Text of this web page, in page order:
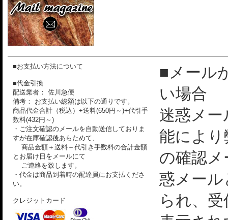
■お支払い方法について
■代金引換
配送業者： 佐川急便
備考： お支払い総額は以下の通りです。
商品代金合計（税込）+送料(650円～)+代引手
数料(432円～)
・ご注文確認のメールを自動送信しておりま
すが在庫確認後あらためて、
商品金額＋送料＋代引き手数料の合計金額
とお届け日をメールにて
ご連絡を致します。
・代金は商品到着時の配達員にお支払くださ
い。
クレジットカード
■メール
い場合
迷惑メー
能によ
の確認
惑メー
られ、